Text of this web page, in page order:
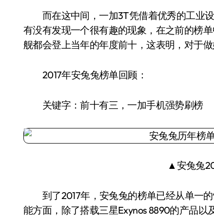
而在这中间，一加3T凭借着优秀的工业设
有没有发现一个很有趣的现象，在之前的榜
舰都会登上当年的年度前十，这表明，对于
2017年安兔兔榜单回顾：
关键字：前十有三，一加手机强势刷榜
▲安兔兔
到了2017年，安兔兔的榜单已经从单一的
能方面，除了搭载三星Exynos 8890的产品